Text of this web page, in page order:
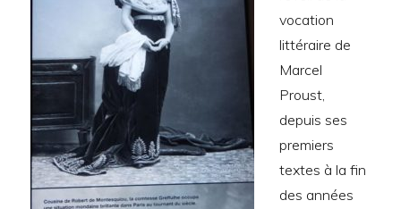
vocation
littéraire de
Marcel
Proust,
depuis ses
premiers
textes à la fin
des années